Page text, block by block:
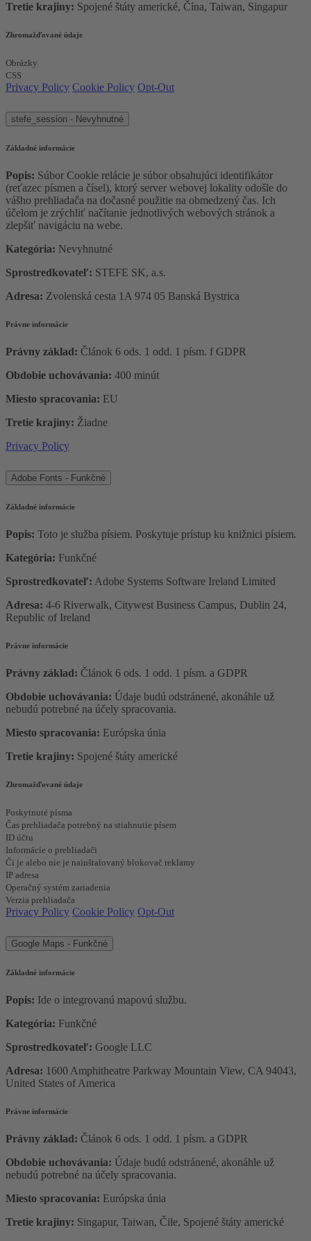
Tretie krajiny: Spojené štáty americké, Čína, Taiwan, Singapur
Zhromažďované údaje
Obrázky
CSS
Privacy Policy Cookie Policy Opt-Out
stefe_session - Nevyhnutné
Základné informácie
Popis: Súbor Cookie relácie je súbor obsahujúci identifikátor
(reťazec písmen a čísel), ktorý server webovej lokality odošle do
vášho prehliadača na dočasné použitie na obmedzený čas. Ich
účelom je zrýchliť načítanie jednotlivých webových stránok a
zlepšiť navigáciu na webe.
Kategória: Nevyhnutné
Sprostredkovateľ: STEFE SK, a.s.
Adresa: Zvolenská cesta 1A 974 05 Banská Bystrica
Právne informácie
Právny základ: Článok 6 ods. 1 odd. 1 písm. f GDPR
Obdobie uchovávania: 400 minút
Miesto spracovania: EU
Tretie krajiny: Žiadne
Privacy Policy
Adobe Fonts - Funkčné
Základné informácie
Popis: Toto je služba písiem. Poskytuje prístup ku knižnici písiem.
Kategória: Funkčné
Sprostredkovateľ: Adobe Systems Software Ireland Limited
Adresa: 4-6 Riverwalk, Citywest Business Campus, Dublin 24,
Republic of Ireland
Právne informácie
Právny základ: Článok 6 ods. 1 odd. 1 písm. a GDPR
Obdobie uchovávania: Údaje budú odstránené, akonáhle už
nebudú potrebné na účely spracovania.
Miesto spracovania: Európska únia
Tretie krajiny: Spojené štáty americké
Zhromažďované údaje
Poskytnuté písma
Čas prehliadača potrebný na stiahnutie písem
ID účtu
Informácie o prehliadači
Či je alebo nie je nainštalovaný blokovač reklamy
IP adresa
Operačný systém zariadenia
Verzia prehliadača
Privacy Policy Cookie Policy Opt-Out
Google Maps - Funkčné
Základné informácie
Popis: Ide o integrovanú mapovú službu.
Kategória: Funkčné
Sprostredkovateľ: Google LLC
Adresa: 1600 Amphitheatre Parkway Mountain View, CA 94043,
United States of America
Právne informácie
Právny základ: Článok 6 ods. 1 odd. 1 písm. a GDPR
Obdobie uchovávania: Údaje budú odstránené, akonáhle už
nebudú potrebné na účely spracovania.
Miesto spracovania: Európska únia
Tretie krajiny: Singapur, Taiwan, Čile, Spojené štáty americké